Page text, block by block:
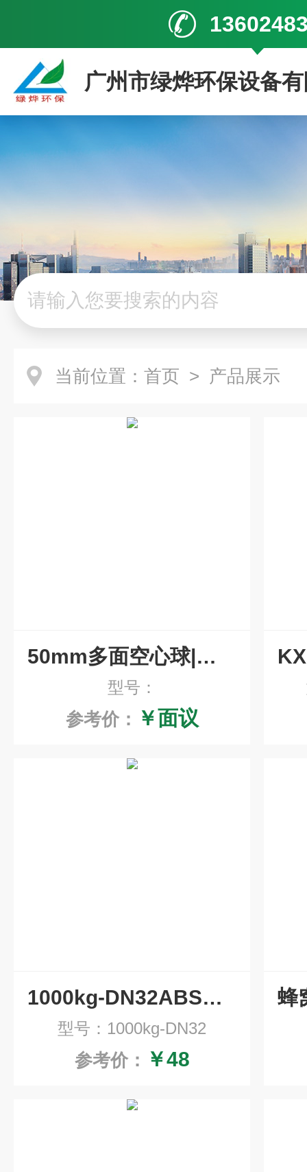
广州市绿烨环保设备
当前位置： 首页 > 产品展示
50mm多面空心球|酸雾塔空心填料
型号：
参考价： ￥面议
1000kg-DN32ABS排水帽/反冲洗滤帽
型号：1000kg-DN32
参考价： ￥48